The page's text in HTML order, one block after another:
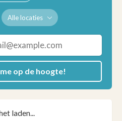
Alle locaties
op de hoogte!
laden...